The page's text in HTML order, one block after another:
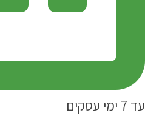
עד 7 ימי עסקים